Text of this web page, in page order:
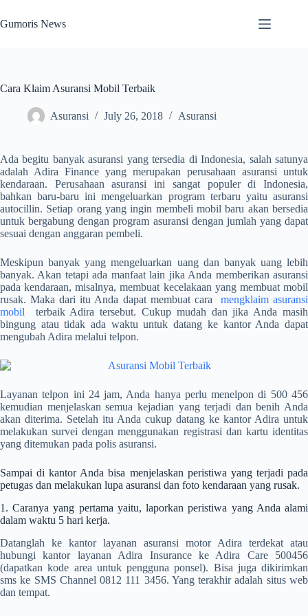
to
content
Gumoris News
Cara Klaim Asuransi Mobil Terbaik
Asuransi July 26, 2018 Asuransi
Ada begitu banyak asuransi yang tersedia di Indonesia, salah satunya
adalah Adira Finance yang merupakan perusahaan asuransi untuk
kendaraan. Perusahaan asuransi ini sangat populer di Indonesia,
bahkan baru-baru ini mengeluarkan program terbaru yaitu asuransi
autocillin. Setiap orang yang ingin membeli mobil baru akan bersedia
untuk bergabung dengan program asuransi dengan jumlah yang dapat
sesuai dengan anggaran pembeli.
Meskipun banyak yang mengeluarkan uang dan banyak uang lebih
banyak. Akan tetapi ada manfaat lain jika Anda memberikan asuransi
pada kendaraan, misalnya, membuat kecelakaan yang membuat mobil
rusak.Maka dari itu Anda dapat membuat cara mengklaim asuransi
mobil
terbaik Adira tersebut.Cukup mudah dan jika Anda masih
bingung atau tidak ada waktu untuk datang ke kantor Anda dapat
mengubah Adira melalui telpon.
Layanan telpon ini 24 jam, Anda hanya perlu menelpon di 500 456
kemudian menjelaskan semua kejadian yang terjadi dan benih Anda
akan diterima. Setelah itu Anda cukup datang ke kantor Adira untuk
melakukan survei dengan menggunakan registrasi dan kartu identitas
yang ditemukan pada polis asuransi.
Sampai di kantor Anda bisa menjelaskan peristiwa yang terjadi pada
petugas dan melakukan lupa asuransi dan foto kendaraan yang rusak.
1. Caranya yang pertama yaitu, laporkan peristiwa yang Anda alami
dalam waktu 5 hari kerja.
Datanglah ke kantor layanan asuransi motor Adira terdekat atau
hubungi kantor layanan Adira Insurance ke Adira Care 500456
(dapatkan kode area untuk pengguna ponsel). Bisa juga dikirimkan
sms ke SMS Channel 0812 111 3456. Yang terakhir adalah situs web
dan tempat.